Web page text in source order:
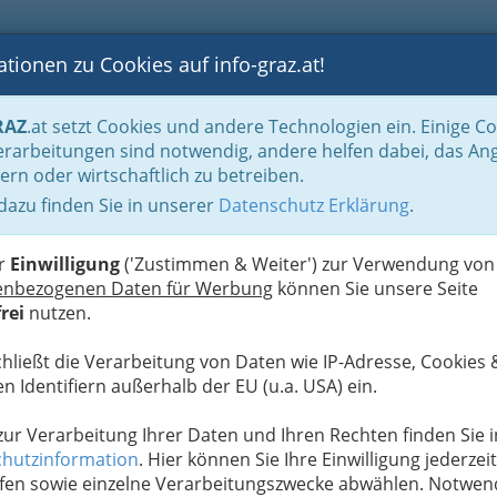
BLOGS FOTOS GASTRONOMIE BRANCHEN
zu Cookies auf info-graz.at!
.at setzt Cookies und andere Technologien ein. Einige
sind notwendig, andere helfen dabei, das
oder wirtschaftlich zu betreiben.
finden Sie in unserer Datenschutz Erklärung.
Einwilligung('Zustimmen & Weiter') zur Verwendung von
Daten für Werbung können Sie unsere Seite
nutzen.
die Verarbeitung von Daten wie IP-Adresse, Cookies
Identifiern außerhalb der EU (u.a. USA) ein.
Verarbeitung Ihrer Daten und Ihren Rechten finden Sie
. Hier können Sie Ihre Einwilligung jederzeit
sowie einzelne Verarbeitungszwecke abwählen.
- Verkehr Schifffahrtsunternehmungen
1
m.b.H.